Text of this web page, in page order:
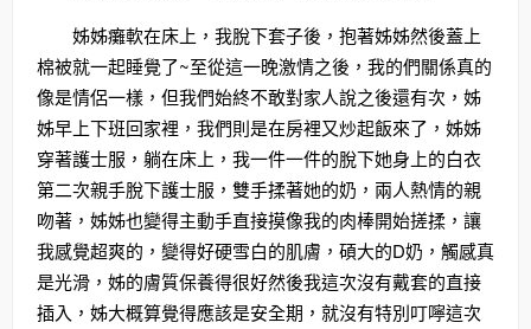
姊姊癱軟在床上，我脫下套子後，抱著姊姊然後蓋上
棉被就一起睡覺了~至從這一晚激情之後，我的們關係真的
像是情侶一樣，但我們始終不敢對家人說之後還有次，姊
姊早上下班回家裡，我們則是在房裡又炒起飯來了，姊姊
穿著護士服，躺在床上，我一件一件的脫下她身上的白衣
第二次親手脫下護士服，雙手揉著她的奶，兩人熱情的親
吻著，姊姊也變得主動手直接摸像我的肉棒開始搓揉，讓
我感覺超爽的，變得好硬雪白的肌膚，碩大的D奶，觸感真
是光滑，姊的膚質保養得很好然後我這次沒有戴套的直接
插入，姊大概算覺得應該是安全期，就沒有特別叮嚀這次